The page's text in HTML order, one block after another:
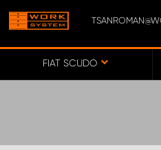
FIAT SCUDO
ENCUENTRE
CERCA